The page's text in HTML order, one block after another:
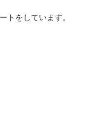
トをしています。